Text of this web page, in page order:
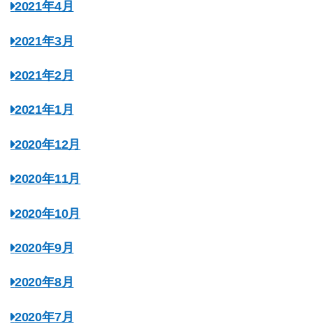
2021年4月
2021年3月
2021年2月
2021年1月
2020年12月
2020年11月
2020年10月
2020年9月
2020年8月
2020年7月